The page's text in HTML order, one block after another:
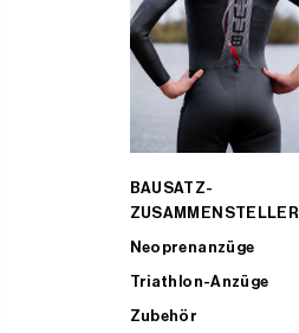
BAUSATZ-
ZUSAMMENSTELLER
Neoprenanzüge
Triathlon-Anzüge
Zubehör